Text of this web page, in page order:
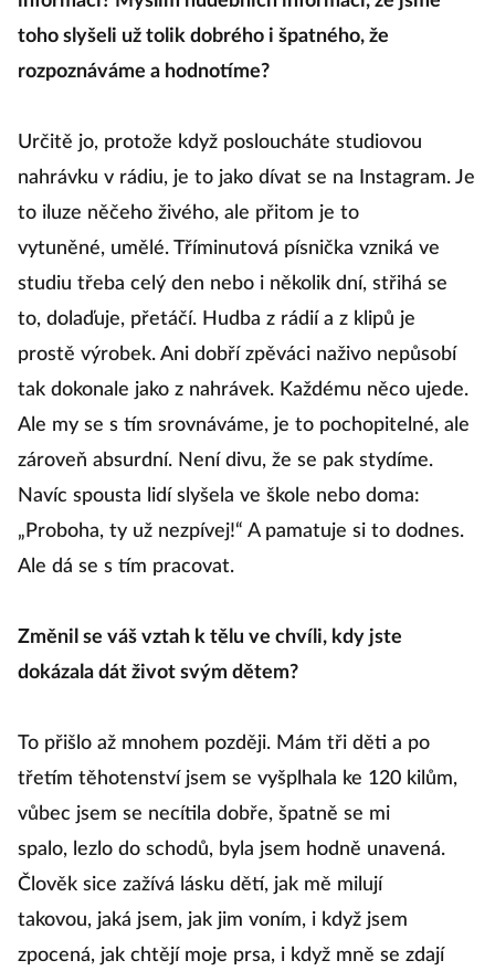
toho slyšeli už tolik dobrého i špatného, že
rozpoznáváme a hodnotíme?
Určitě jo, protože když posloucháte studiovou
nahrávku v rádiu, je to jako dívat se na Instagram. Je
to iluze něčeho živého, ale přitom je to
vytuněné, umělé. Tříminutová písnička vzniká ve
studiu třeba celý den nebo i několik dní, střihá se
to, dolaďuje, přetáčí. Hudba z rádií a z klipů je
prostě výrobek. Ani dobří zpěváci naživo nepůsobí
tak dokonale jako z nahrávek. Každému něco ujede.
Ale my se s tím srovnáváme, je to pochopitelné, ale
zároveň absurdní. Není divu, že se pak stydíme.
Navíc spousta lidí slyšela ve škole nebo doma:
„Proboha, ty už nezpívej!“ A pamatuje si to dodnes.
Ale dá se s tím pracovat.
Změnil se váš vztah k tělu ve chvíli, kdy jste
dokázala dát život svým dětem?
To přišlo až mnohem později. Mám tři děti a po
třetím těhotenství jsem se vyšplhala ke 120 kilům,
vůbec jsem se necítila dobře, špatně se mi
spalo, lezlo do schodů, byla jsem hodně unavená.
Člověk sice zažívá lásku dětí, jak mě milují
takovou, jaká jsem, jak jim voním, i když jsem
zpocená, jak chtějí moje prsa, i když mně se zdají